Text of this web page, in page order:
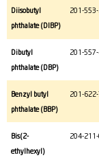
Diisobutyl
phthalate (DIBP)
201-
Dibutyl
phthalate (DBP)
201-
Benzyl butyl
phthalate (BBP)
201-622-
Bis(2-
ethylhexyl)
204-211-